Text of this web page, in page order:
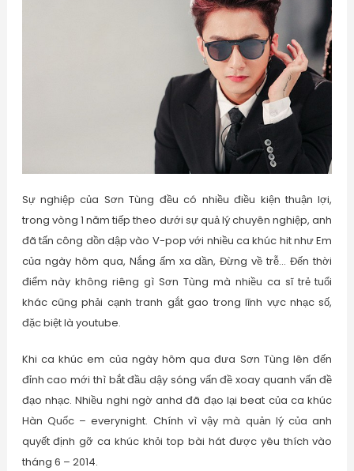
Sự nghiệp của Sơn Tùng đều có nhiều điều kiện thuận lợi,
trong vòng 1 năm tiếp theo dưới sự quả lý chuyên nghiệp, anh
đã tấn công dồn dập vào V-pop với nhiều ca khúc hit như Em
của ngày hôm qua, Nắng ấm xa dần, Đừng về trễ… Đến thời
điểm này không riêng gì Sơn Tùng mà nhiều ca sĩ trẻ tuổi
khác cũng phải cạnh tranh gắt gao trong lĩnh vực nhạc số,
đặc biệt là youtube.
Khi ca khúc em của ngày hôm qua đưa Sơn Tùng lên đến
đỉnh cao mới thì bắt đầu dậy sóng vấn đề xoay quanh vấn đề
đạo nhạc. Nhiều nghi ngờ anhd đã đạo lại beat của ca khúc
Hàn Quốc – everynight. Chính vì vậy mà quản lý của anh
quyết định gỡ ca khúc khỏi top bài hát được yêu thích vào
tháng 6 – 2014.